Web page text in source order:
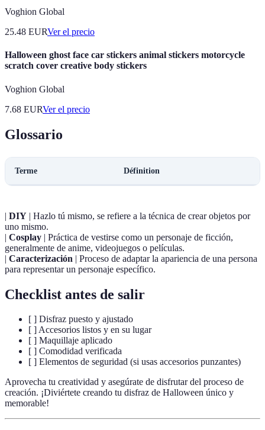
Voghion Global
25.48 EURVer el precio
Halloween ghost face car stickers animal stickers motorcycle
scratch cover creative body stickers
Voghion Global
7.68 EURVer el precio
Glossario
Terme Définition
| DIY | Hazlo tú mismo, se refiere a la técnica de crear objetos por
uno mismo.
| Cosplay | Práctica de vestirse como un personaje de ficción,
generalmente de anime, videojuegos o películas.
| Caracterización | Proceso de adaptar la apariencia de una persona
para representar un personaje específico.
Checklist antes de salir
[ ] Disfraz puesto y ajustado
[ ] Accesorios listos y en su lugar
[ ] Maquillaje aplicado
[ ] Comodidad verificada
[ ] Elementos de seguridad (si usas accesorios punzantes)
Aprovecha tu creatividad y asegúrate de disfrutar del proceso de
creación. ¡Diviértete creando tu disfraz de Halloween único y
memorable!